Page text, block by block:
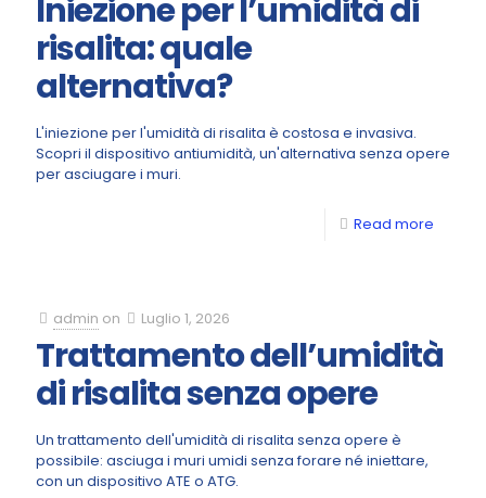
Iniezione per l’umidità di
risalita: quale
alternativa?
L'iniezione per l'umidità di risalita è costosa e invasiva.
Scopri il dispositivo antiumidità, un'alternativa senza opere
per asciugare i muri.
Read more
admin on Luglio 1, 2026
Trattamento dell’umidità
di risalita senza opere
Un trattamento dell'umidità di risalita senza opere è
possibile: asciuga i muri umidi senza forare né iniettare,
con un dispositivo ATE o ATG.